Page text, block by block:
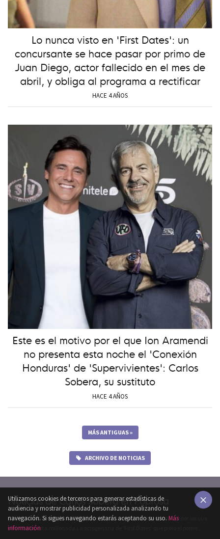
Lo nunca visto en 'First Dates': un
concursante se hace pasar por primo de
Juan Diego, actor fallecido en el mes de
abril, y obliga al programa a rectificar
HACE 4 AÑOS
Este es el motivo por el que Ion Aramendi
no presenta esta noche el 'Conexión
Honduras' de 'Supervivientes': Carlos
Sobera, su sustituto
HACE 4 AÑOS
MÁS ANTIGUAS »
ARCHIVO DE NOTICIAS
Noticias de Carlos Sobera en Poprosa
Carlos Sobera:De qué vive Carlos Sobera: los negocios del presentador por los que
se embolsa esta millonada.La octogenaria de 'First Dates' que pidió el postre...
Utilizamos cookies de terceros para generar estadísticas de
audiencia y mostrar publicidad personalizada analizando tu
navegación. Si sigues navegando estarás aceptando su uso. Más
información